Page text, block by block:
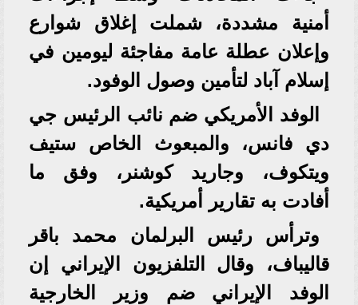
أمنية مشددة، شملت إغلاق شوارع
وإعلان عطلة عامة مفاجئة ليومين في
إسلام آباد لتأمين وصول الوفود.
الوفد الأمريكي ضم نائب الرئيس جي
دي فانس، والمبعوث الخاص ستيف
ويتكوف، وجاريد كوشنر، وفق ما
أفادت به تقارير أمريكية.
وترأس رئيس البرلمان محمد باقر
قاليباف، وقال التلفزيون الإيراني إن
الوفد الإيراني ضم وزير الخارجية